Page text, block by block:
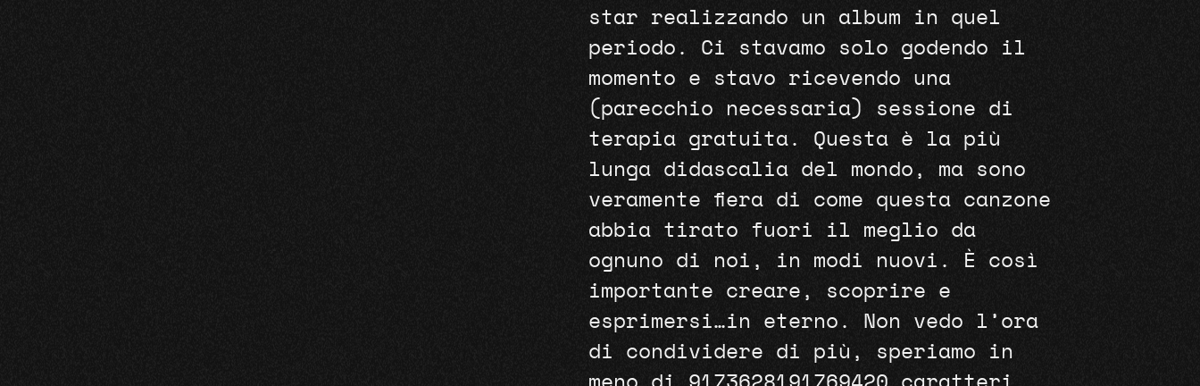
star realizzando un album in quel
periodo. Ci stavamo solo godendo il
momento e stavo ricevendo una
(parecchio necessaria) sessione di
terapia gratuita. Questa è la più
lunga didascalia del mondo, ma sono
veramente fiera di come questa canzone
abbia tirato fuori il meglio da
ognuno di noi, in modi nuovi. È così
importante creare, scoprire e
esprimersi…in eterno. Non vedo l’ora
di condividere di più, speriamo in